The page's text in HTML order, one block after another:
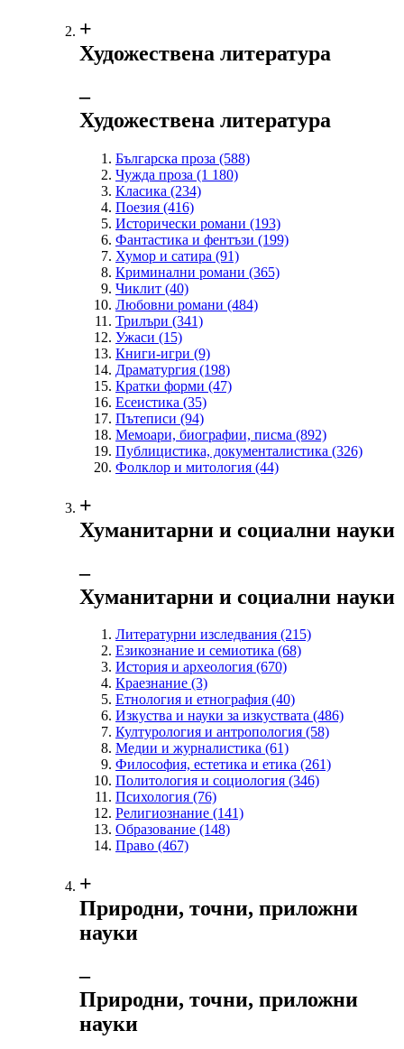
+
Художествена литература
‒
Художествена литература
Българска проза (588)
Чужда проза (1 180)
Класика (234)
Поезия (416)
Исторически романи (193)
Фантастика и фентъзи (199)
Хумор и сатира (91)
Криминални романи (365)
Чиклит (40)
Любовни романи (484)
Трилъри (341)
Ужаси (15)
Книги-игри (9)
Драматургия (198)
Кратки форми (47)
Есеистика (35)
Пътеписи (94)
Мемоари, биографии, писма (892)
Публицистика, документалистика (326)
Фолклор и митология (44)
+
Хуманитарни и социални науки
‒
Хуманитарни и социални науки
Литературни изследвания (215)
Езикознание и семиотика (68)
История и археология (670)
Краезнание (3)
Етнология и етнография (40)
Изкуства и науки за изкуствата (486)
Културология и антропология (58)
Медии и журналистика (61)
Философия, естетика и етика (261)
Политология и социология (346)
Психология (76)
Религиознание (141)
Образование (148)
Право (467)
+
Природни, точни, приложни
науки
‒
Природни, точни, приложни
науки